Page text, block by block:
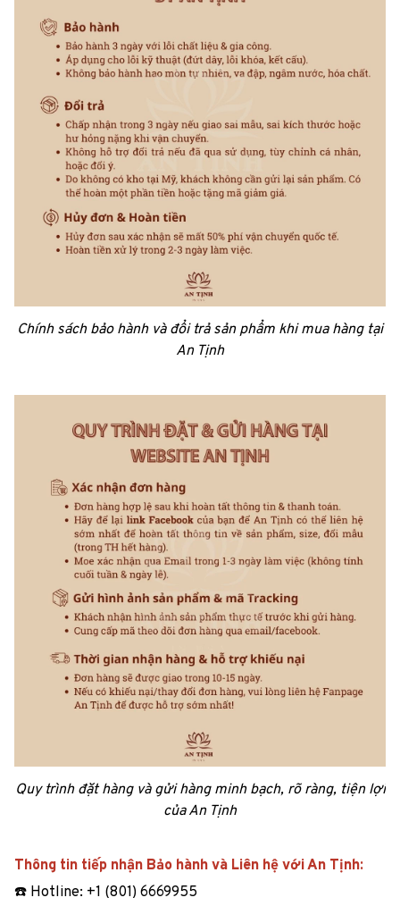
Chính sách bảo hành và đổi trả sản phẩm khi mua hàng tại
An Tịnh
Quy trình đặt hàng và gửi hàng minh bạch, rõ ràng, tiện lợi
của An Tịnh
Thông tin tiếp nhận Bảo hành và Liên hệ với An Tịnh:
☎️ Hotline: +1 (801) 6669955